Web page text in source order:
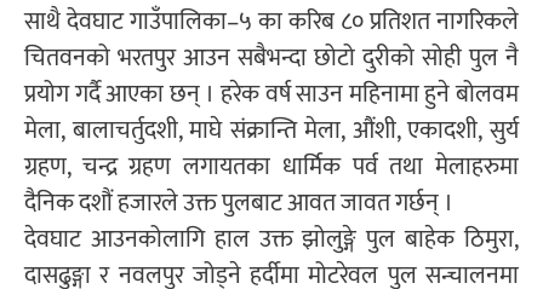
साथै देवघाट गाउँपालिका–५ का करिब ८० प्रतिशत नागरिकले
चितवनको भरतपुर आउन सबैभन्दा छोटो दुरीको सोही पुल नै
प्रयोग गर्दै आएका छन् । हरेक वर्ष साउन महिनामा हुने बोलवम
मेला, बालाचर्तुदशी, माघे संक्रान्ति मेला, औंशी, एकादशी, सुर्य
ग्रहण, चन्द्र ग्रहण लगायतका धार्मिक पर्व तथा मेलाहरुमा
दैनिक दशौं हजारले उक्त पुलबाट आवत जावत गर्छन् ।
देवघाट आउनकोलागि हाल उक्त झोलुङ्गे पुल बाहेक ठिमुरा,
दासढुङ्गा र नवलपुर जोड्ने हर्दीमा मोटरेवल पुल सन्चालनमा